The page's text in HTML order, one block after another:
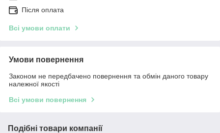
Після оплата
Всі умови оплати
Умови повернення
Законом не передбачено повернення та обмін даного товару
належної якості
Всі умови повернення
Подібні товари компанії